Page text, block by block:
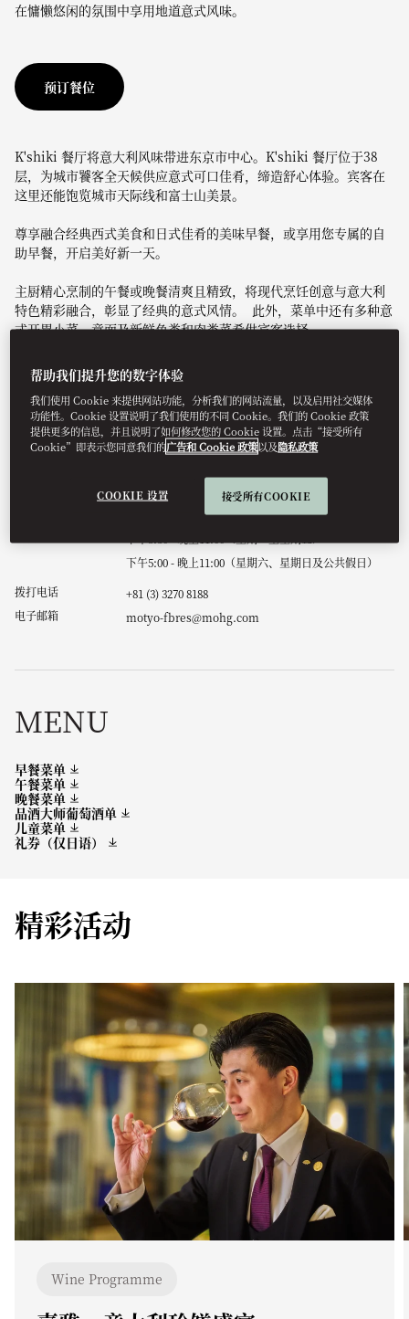
在慵懒悠闲的氛围中享用地道意式风味。
预订餐位
K'shiki 餐厅将意大利风味带进东京市中心。K'shiki 餐厅位于38
层，为城市饕客全天候供应意式可口佳肴，缔造舒心体验。宾客在
这里还能饱览城市天际线和富士山美景。
尊享融合经典西式美食和日式佳肴的美味早餐，或享用您专属的自
助早餐，开启美好新一天。
主厨精心烹制的午餐或晚餐清爽且精致，将现代烹饪创意与意大利
特色精彩融合，彰显了经典的意式风情。 此外，菜单中还有多种意
式开胃小菜、意面及新鲜鱼类和肉类菜肴供宾客选择。
着装要求：敬请前来 K'shiki 就餐的宾客着正式休闲装。敬请宾客
勿佩戴棒球帽、穿着无袖上衣、休闲凉鞋和人字拖前来用餐。
最迟点菜时间：早餐的最晚入场时间为上午10:00。午餐的最晚点餐
时间为下午2:30，晚餐的最晚点餐时间为晚上10:00。
早上7:00 - 上午10:30
下午5:00 - 晚上11:00（星期六、星期日及公共假日）
拨打电话
+81 (3) 3270 8188
电子邮箱
motyo-fbres@mohg.com
MENU
早餐菜单
午餐菜单
晚餐菜单
品酒大师葡萄酒单
儿童菜单
礼券（仅日语）
精彩活动
Wine Programme
帮助我们提升您的数字体验
我们使用 Cookie 来提供网站功能，分析我们的网站流量，以及启用社交媒体
功能性。Cookie 设置说明了我们使用的不同 Cookie。我们的 Cookie 政策
提供更多的信息，并且说明了如何修改您的 Cookie 设置。点击“接受所有
Cookie”即表示您同意我们的广告和 Cookie 政策以及隐私政策
COOKIE 设置 接受所有COOKIE